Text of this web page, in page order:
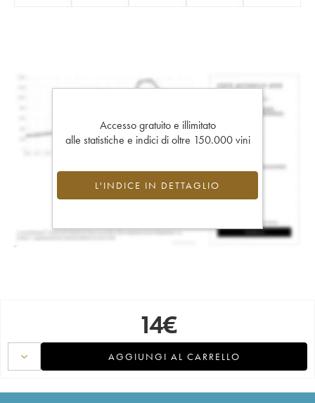
Accesso gratuito e illimitato
alle statistiche e indici di oltre 150.000 vini
L'INDICE IN DETTAGLIO
14€
AGGIUNGI AL CARRELLO